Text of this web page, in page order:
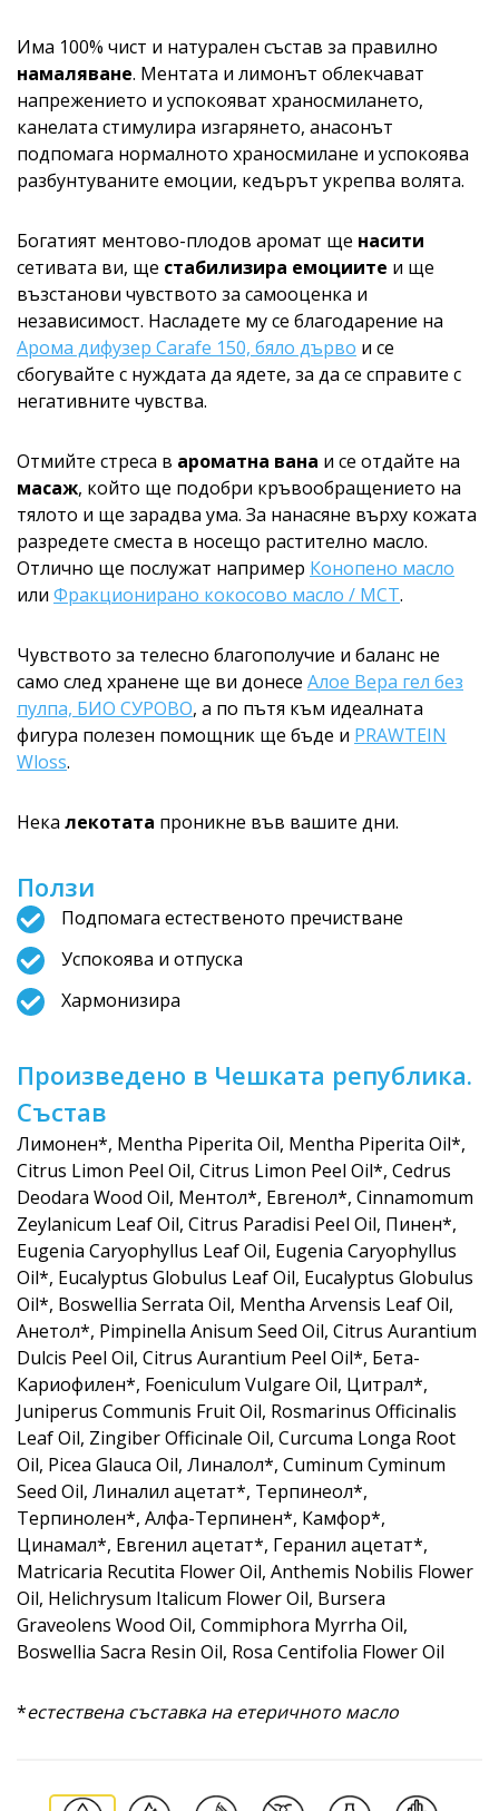
Има 100% чист и натурален състав за правилно
намаляване. Ментата и лимонът облекчават
напрежението и успокояват храносмилането,
канелата стимулира изгарянето, анасонът
подпомага нормалното храносмилане и успокоява
разбунтуваните емоции, кедърът укрепва волята.
Богатият ментово-плодов аромат ще насити
сетивата ви, ще стабилизира емоциите и ще
възстанови чувството за самооценка и
независимост. Насладете му се благодарение на
Арома дифузер Carafe 150, бяло дърво и се
сбогувайте с нуждата да ядете, за да се справите с
негативните чувства.
Отмийте стреса в ароматна вана и се отдайте на
масаж, който ще подобри кръвообращението на
тялото и ще зарадва ума. За нанасяне върху кожата
разредете сместа в носещо растително масло.
Отлично ще послужат например Конопено масло
или Фракционирано кокосово масло / MCT.
Чувството за телесно благополучие и баланс не
само след хранене ще ви донесе Алое Вера гел без
пулпа, БИО СУРОВО, а по пътя към идеалната
фигура полезен помощник ще бъде и PRAWTEIN
Wloss.
Нека лекотата проникне във вашите дни.
Ползи
Подпомага естественото пречистване
Успокоява и отпуска
Хармонизира
Произведено в Чешката република.
Състав
Лимонен*, Mentha Piperita Oil, Mentha Piperita Oil*,
Citrus Limon Peel Oil, Citrus Limon Peel Oil*, Cedrus
Deodara Wood Oil, Ментол*, Евгенол*, Cinnamomum
Zeylanicum Leaf Oil, Citrus Paradisi Peel Oil, Пинен*,
Eugenia Caryophyllus Leaf Oil, Eugenia Caryophyllus
Oil*, Eucalyptus Globulus Leaf Oil, Eucalyptus Globulus
Oil*, Boswellia Serrata Oil, Mentha Arvensis Leaf Oil,
Анетол*, Pimpinella Anisum Seed Oil, Citrus Aurantium
Dulcis Peel Oil, Citrus Aurantium Peel Oil*, Бета-
Кариофилен*, Foeniculum Vulgare Oil, Цитрал*,
Juniperus Communis Fruit Oil, Rosmarinus Officinalis
Leaf Oil, Zingiber Officinale Oil, Curcuma Longa Root
Oil, Picea Glauca Oil, Линалол*, Cuminum Cyminum
Seed Oil, Линалил ацетат*, Терпинеол*,
Терпинолен*, Алфа-Терпинен*, Камфор*,
Цинамал*, Евгенил ацетат*, Геранил ацетат*,
Matricaria Recutita Flower Oil, Anthemis Nobilis Flower
Oil, Helichrysum Italicum Flower Oil, Bursera
Graveolens Wood Oil, Commiphora Myrrha Oil,
Boswellia Sacra Resin Oil, Rosa Centifolia Flower Oil
*естествена съставка на етеричното масло